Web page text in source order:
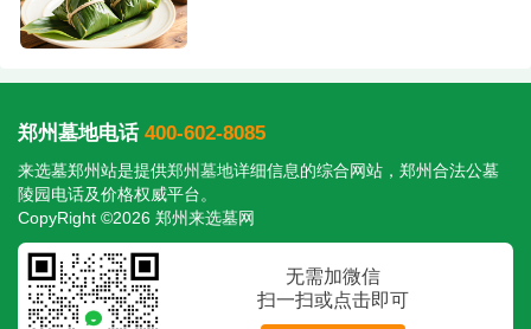
大厅
第六步：碑文像片定制——个性化缅怀，寄
郑州墓地电话 400-602-8085
来选墓郑州站是提供郑州墓地详细信息的综合网站，郑州合法公墓
陵园电话及价格权威平台。
CopyRight ©2026 郑州来选墓网
无需加微信
扫一扫或点击即可